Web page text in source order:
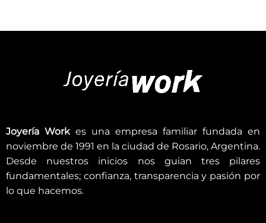
Joyería Workes una empresa familiar fundada en
noviembre de 1991 en la ciudad de Rosario, Argentina.
Desde nuestros inicios nos guian tres pilares
fundamentales; confianza, transparencia y pasión por
lo que hacemos.